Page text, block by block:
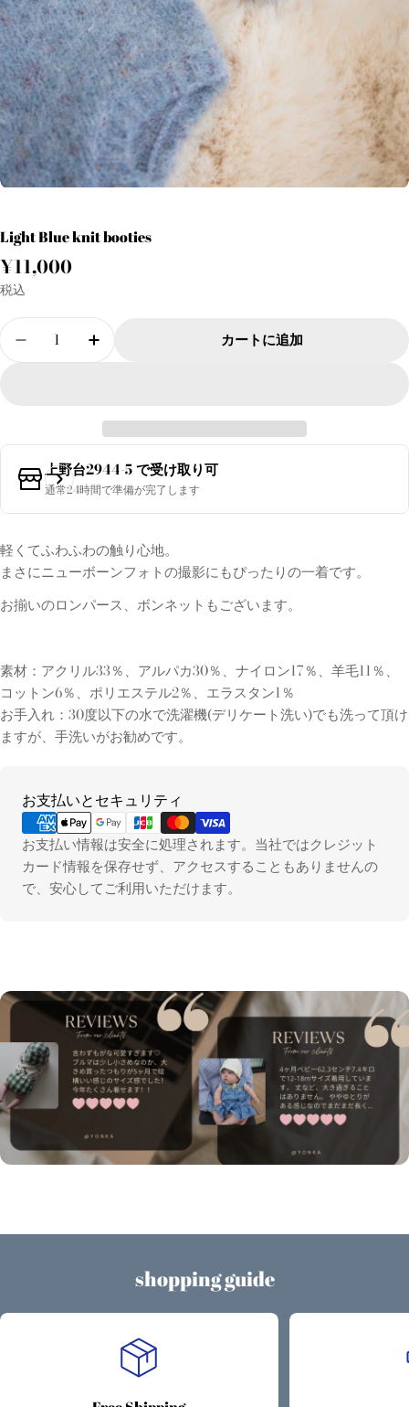
Light Blue knit booties
通
常
格
¥11,000
税込
数
量
Light Blue Knit Booties の数量を減らす
Light Blue Knit Booties の数量を増やす
カートに追加
上野台2944-5で受け取り可
通常24時間で準備が完了します
軽くてふわふわの触り心地。
まさにニューボーンフォトの撮影にもぴったりの一着です。
お揃いのロンパース、ボンネットもございます。
素材：アクリル33％、アルパカ30％、ナイロン17％、羊毛11％、
コットン6％、ポリエステル2％、エラスタン1％
お手入れ：30度以下の水で洗濯機(デリケート洗い)でも洗って頂け
ますが、手洗いがお勧めです。
お支払いとセキュリティ
お
支
払
い
方
お支払い情報は安全に処理されます。当社ではクレジット
カード情報を保存せず、アクセスすることもありませんの
で、安心してご利用いただけます。
shopping guide